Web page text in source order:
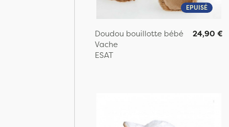
EPUISÉ
Doudou bouillotte bébé
Vache
ESAT
24,90 €